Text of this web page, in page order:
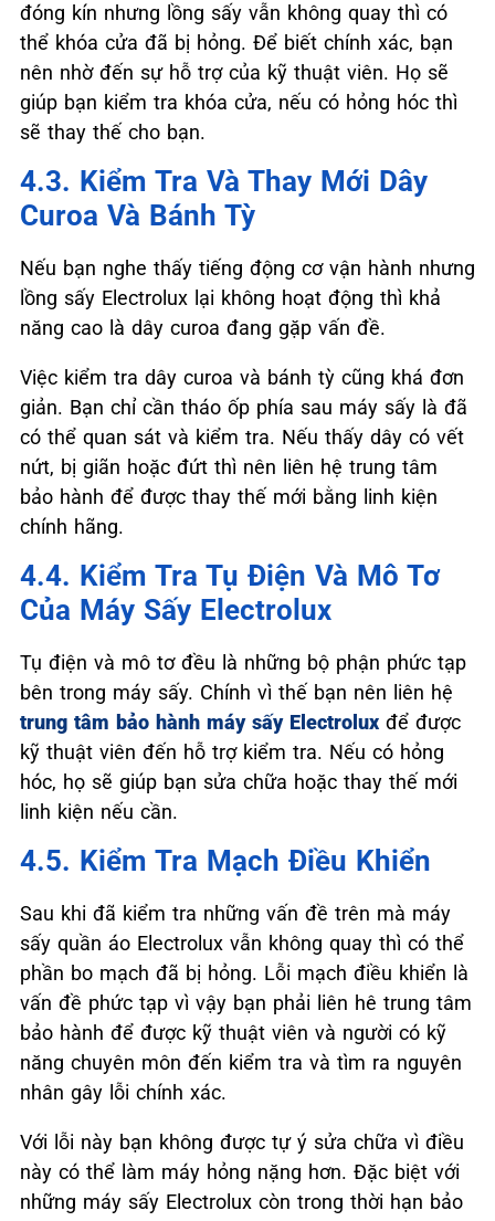
đóng kín nhưng lồng sấy vẫn không quay thì có
thể khóa cửa đã bị hỏng. Để biết chính xác, bạn
nên nhờ đến sự hỗ trợ của kỹ thuật viên. Họ sẽ
giúp bạn kiểm tra khóa cửa, nếu có hỏng hóc thì
sẽ thay thế cho bạn.
4.3. Kiểm Tra Và Thay Mới Dây
Curoa Và Bánh Tỳ
Nếu bạn nghe thấy tiếng động cơ vận hành nhưng
lồng sấy Electrolux lại không hoạt động thì khả
năng cao là dây curoa đang gặp vấn đề.
Việc kiểm tra dây curoa và bánh tỳ cũng khá đơn
giản. Bạn chỉ cần tháo ốp phía sau máy sấy là đã
có thể quan sát và kiểm tra. Nếu thấy dây có vết
nứt, bị giãn hoặc đứt thì nên liên hệ trung tâm
bảo hành để được thay thế mới bằng linh kiện
chính hãng.
4.4. Kiểm Tra Tụ Điện Và Mô Tơ
Của Máy Sấy Electrolux
Tụ điện và mô tơ đều là những bộ phận phức tạp
bên trong máy sấy. Chính vì thế bạn nên liên hệ
trung tâm bảo hành máy sấy Electrolux để được
kỹ thuật viên đến hỗ trợ kiểm tra. Nếu có hỏng
hóc, họ sẽ giúp bạn sửa chữa hoặc thay thế mới
linh kiện nếu cần.
4.5. Kiểm Tra Mạch Điều Khiển
Sau khi đã kiểm tra những vấn đề trên mà máy
sấy quần áo Electrolux vẫn không quay thì có thể
phần bo mạch đã bị hỏng. Lỗi mạch điều khiển là
vấn đề phức tạp vì vậy bạn phải liên hê trung tâm
bảo hành để được kỹ thuật viên và người có kỹ
năng chuyên môn đến kiểm tra và tìm ra nguyên
nhân gây lỗi chính xác.
Với lỗi này bạn không được tự ý sửa chữa vì điều
này có thể làm máy hỏng nặng hơn. Đặc biệt với
những máy sấy Electrolux còn trong thời hạn bảo